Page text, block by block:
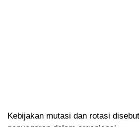
Kebijakan mutasi dan rotasi